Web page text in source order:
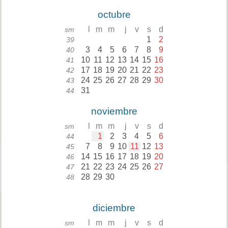
octubre
sm m m j v s d
39 1 2
40 3 4 5 6 7 8 9
41 10 11 12 13 14 15 16
42 17 18 19 20 21 22 23
43 24 25 26 27 28 29 30
44 31
noviembre
sm m m j v s d
44 1 2 3 4 5 6
45 7 8 9 10 11 12 13
46 14 15 16 17 18 19 20
47 21 22 23 24 25 26 27
48 28 29 30
diciembre
sm m m j v s d